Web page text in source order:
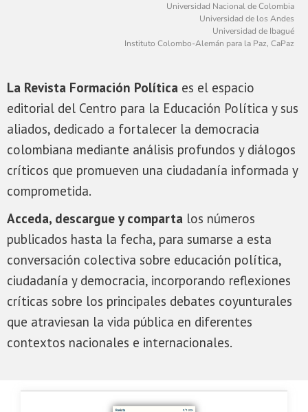
Universidad Nacional de Colombia
Universidad de los Andes
Universidad de Ibagué
Instituto Colombo-Alemán para la Paz, CaPaz
La Revista Formación Política es el espacio
editorial del Centro para la Educación Política y sus
aliados, dedicado a fortalecer la democracia
colombiana mediante análisis profundos y diálogos
críticos que promueven una ciudadanía informada y
comprometida.
Acceda, descargue y comparta los números
publicados hasta la fecha, para sumarse a esta
conversación colectiva sobre educación política,
ciudadanía y democracia, incorporando reflexiones
críticas sobre los principales debates coyunturales
que atraviesan la vida pública en diferentes
contextos nacionales e internacionales.